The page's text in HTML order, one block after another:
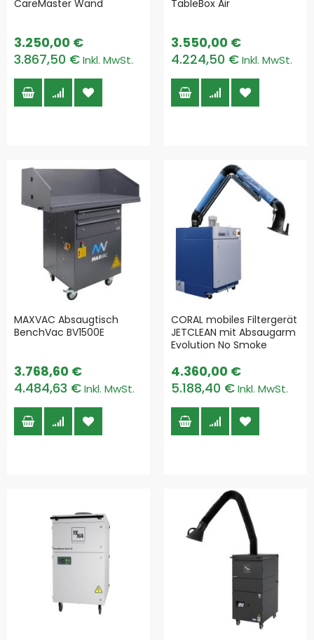
CareMaster Wand
3.867,50 €
3.250,00 €
TableBox Air
4.224,50 €
3.550,00 €
MAXVAC Absaugtisch
BenchVac BV1500E
4.484,63 €
3.768,60 €
CORAL mobiles Filtergerät
JETCLEAN mit Absaugarm
Evolution No Smoke
5.188,40 €
4.360,00 €